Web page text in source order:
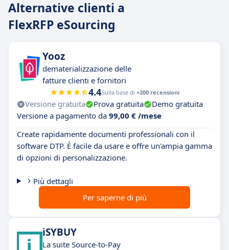
Alternative clienti a
FlexRFP eSourcing
Yooz
dematerializzazione delle
fatture clienti e fornitori
4.4Sulla base di +200 recensioni
Versione gratuita Prova gratuita
Demo gratuita
Versione a pagamento da 99,00 € /mese
Create rapidamente documenti professionali con il
software DTP. È facile da usare e offre un'ampia gamma
di opzioni di personalizzazione.
Più dettagli
Per saperne di più
iSYBUY
La suite Source-to-Pay